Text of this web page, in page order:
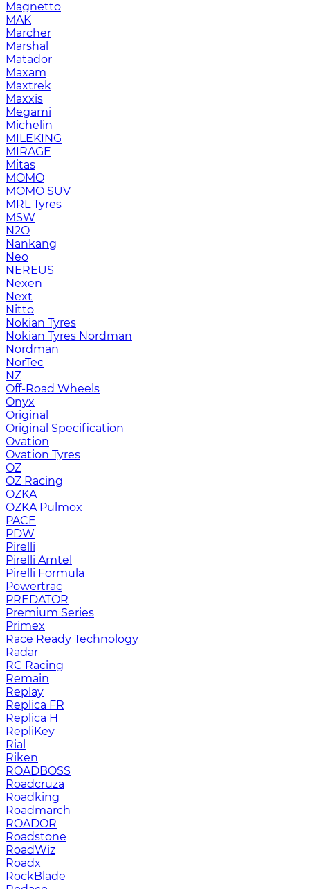
Magnetto
MAK
Marcher
Marshal
Matador
Maxam
Maxtrek
Maxxis
Megami
Michelin
MILEKING
MIRAGE
Mitas
MOMO
MOMO SUV
MRL Tyres
MSW
N2O
Nankang
Neo
NEREUS
Nexen
Next
Nitto
Nokian Tyres
Nokian Tyres Nordman
Nordman
NorTec
NZ
Off-Road Wheels
Onyx
Original
Original Specification
Ovation
Ovation Tyres
OZ
OZ Racing
OZKA
OZKA Pulmox
PACE
PDW
Pirelli
Pirelli Amtel
Pirelli Formula
Powertrac
PREDATOR
Premium Series
Primex
Race Ready Technology
Radar
RC Racing
Remain
Replay
Replica FR
Replica H
RepliKey
Rial
Riken
ROADBOSS
Roadcruza
Roadking
Roadmarch
ROADOR
Roadstone
RoadWiz
Roadx
RockBlade